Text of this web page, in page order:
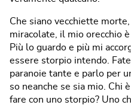
Che siano vecchiette
miracolate, il mio orecchio
Più lo guardo e più mi
essere storpio intendo.
paranoie tante e parlo per
so neanche se sia mio. Chi
fare con uno storpio? Uno